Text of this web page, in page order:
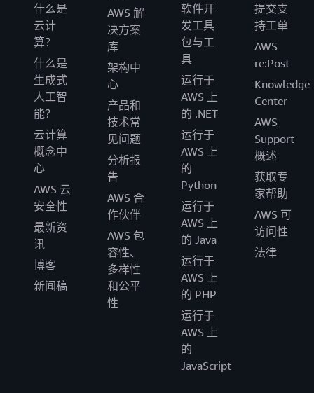
什么是
云计
算？
什么是
生成式
人工智
能？
云计算
概念中
心
AWS 云
安全性
最新资
讯
博客
新闻稿
AWS 解
决方案
库
架构中
心
产品和
技术常
见问题
分析报
告
AWS 合
作伙伴
AWS 包
容性、
多样性
和公平
性
软件开
发工具
包与工
具
运行于
AWS 上
的 .NET
运行于
AWS 上
的
Python
运行于
AWS 上
的 Java
运行于
AWS 上
的 PHP
运行于
AWS 上
的
JavaScript
提交支
持工单
AWS
re:Post
Knowledge
Center
AWS
Support
概述
获取专
家帮助
AWS 可
访问性
法律